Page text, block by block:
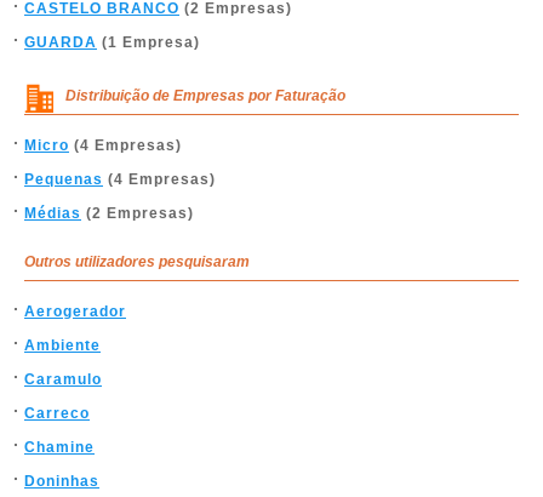
CASTELO BRANCO (2 Empresas)
GUARDA (1 Empresa)
Distribuição de Empresas por Faturação
Micro (4 Empresas)
Pequenas (4 Empresas)
Médias (2 Empresas)
Outros utilizadores pesquisaram
Aerogerador
Ambiente
Caramulo
Carreco
Chamine
Doninhas